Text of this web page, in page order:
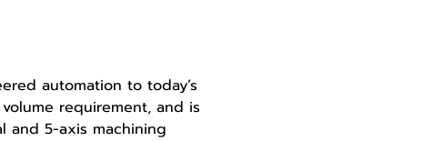
automation to today’s
requirement, and is
and 5-axis machining